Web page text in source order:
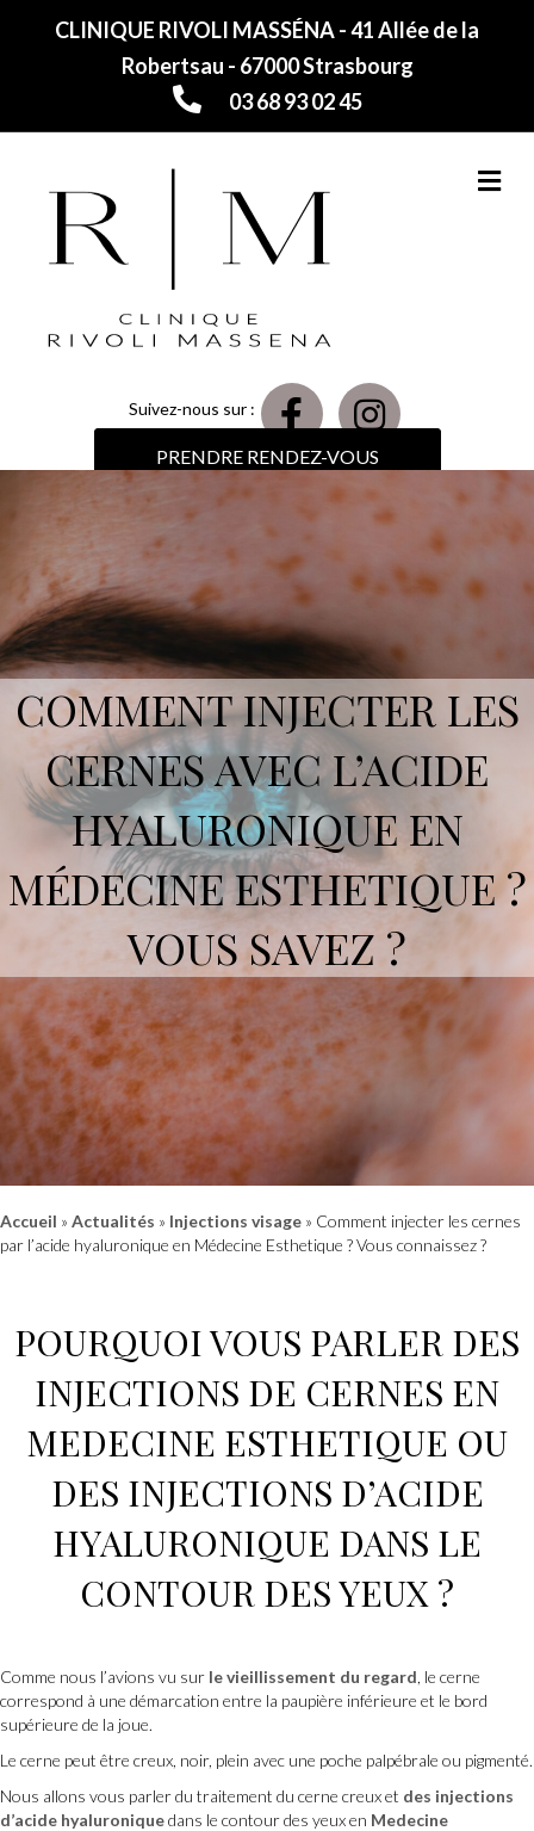
CLINIQUE RIVOLI MASSÉNA - 41 Allée de la
Robertsau - 67000 Strasbourg
03 68 93 02 45
Suivez-nous sur :
PRENDRE RENDEZ-VOUS
COMMENT INJECTER LES
CERNES AVEC L’ACIDE
HYALURONIQUE EN
MÉDECINE ESTHETIQUE ?
VOUS SAVEZ ?
Accueil » Actualités » Injections visage » Comment injecter les cernes
par l’acide hyaluronique en Médecine Esthetique ? Vous connaissez ?
POURQUOI VOUS PARLER DES
INJECTIONS DE CERNES EN
MEDECINE ESTHETIQUE OU
DES INJECTIONS D’ACIDE
HYALURONIQUE DANS LE
CONTOUR DES YEUX ?
Comme nous l’avions vu sur le vieillissement du regard, le cerne
correspond à une démarcation entre la paupière inférieure et le bord
supérieure de la joue.
Le cerne peut être creux, noir, plein avec une poche palpébrale ou pigmenté.
Nous allons vous parler du traitement du cerne creux et des injections
d’acide hyaluroniquedans le contour des yeux en Medecine